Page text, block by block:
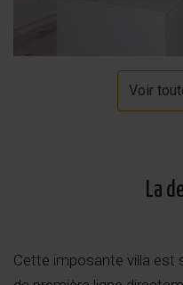
Voir
La
Cette imposante villa est